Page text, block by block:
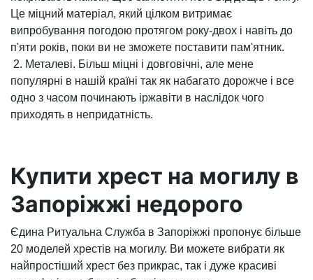
Це міцний матеріал, який цілком витримає
випробування погодою протягом року-двох і навіть до
п'яти років, поки ви не зможете поставити пам'ятник.
2. Металеві. Більш міцні і довговічні, але мене
популярні в нашій країні так як набагато дорожче і все
одно з часом починають іржавіти в наслідок чого
приходять в непридатність.
Купити хрест на могилу в
Запоріжжі недорого
Єдина Ритуальна Служба в Запоріжжі пропонує більше
20 моделей хрестів на могилу. Ви можете вибрати як
найпростіший хрест без прикрас, так і дуже красиві